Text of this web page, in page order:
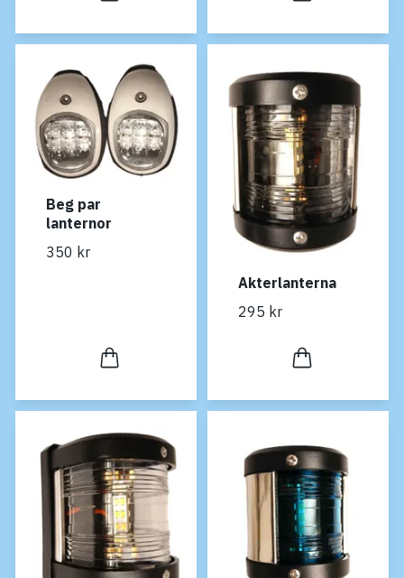
Beg par
lanternor
350 kr
Akterlanterna
295 kr